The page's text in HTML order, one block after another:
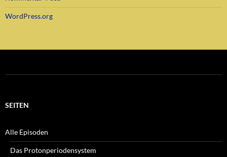
WordPress.org
SEITEN
Alle Episoden
Das Protonperiodensystem